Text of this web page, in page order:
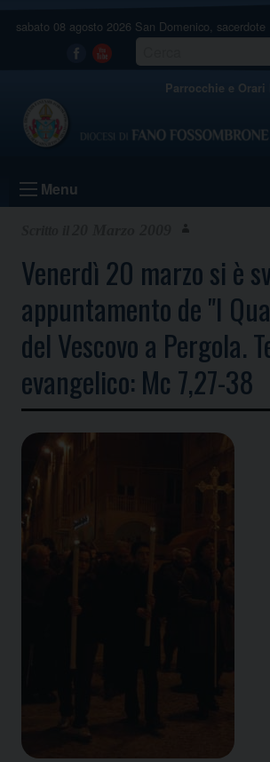
sabato 08 agosto 2026 San Domenico, sacerdote
Facebook
Youtube
Parrocchie e Orari
Menu
Venerdì 20 marzo si è
appuntamento de "I
del Vescovo a Pergola.
evangelico: Mc 7,27-38